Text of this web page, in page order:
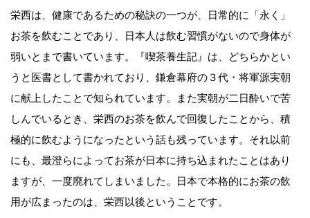
栄西は、健康であるための秘訣の一つが、日常的に「永く」
お茶を飲むことであり、日本人は飲む習慣がないので身体が
弱いとまで書いています。『喫茶養生記』は、どちらかとい
うと医書として書かれており、鎌倉幕府の３代・将軍源実朝
に献上したことで知られています。また実朝が二日酔いで苦
しんでいるとき、栄西のお茶を飲んで回復したことから、積
極的に飲むようになったという話も残っています。それ以前
にも、最澄らによってお茶が日本に持ち込まれたことはあり
ますが、一度廃れてしまいました。日本で本格的にお茶の飲
用が広まったのは、栄西以後ということです。